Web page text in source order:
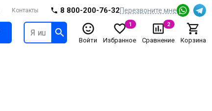
Контакты 8 800-200-76-32Перезвоните мне
Войти Избранное
1
Сравнение
2
Корзина